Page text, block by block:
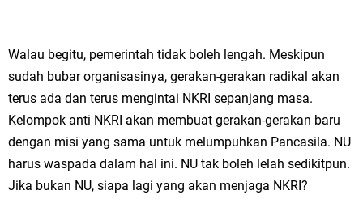
Walau begitu, pemerintah tidak boleh lengah. Meskipun
sudah bubar organisasinya, gerakan-gerakan radikal akan
terus ada dan terus mengintai NKRI sepanjang masa.
Kelompok anti NKRI akan membuat gerakan-gerakan baru
dengan misi yang sama untuk melumpuhkan Pancasila. NU
harus waspada dalam hal ini. NU tak boleh lelah sedikitpun.
Jika bukan NU, siapa lagi yang akan menjaga NKRI?